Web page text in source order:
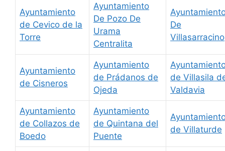
Ayuntamiento
de Cevico de la
Torre
Ayuntamiento
De Pozo De
Urama
Centralita
De
Villasarracino
Ayuntamiento
de Cisneros
Ayuntamiento
de Prádanos de
Ojeda
de Villasila
Valdavia
Ayuntamiento
de Collazos de
Boedo
Ayuntamiento
de Quintana del
Puente
de Villaturde